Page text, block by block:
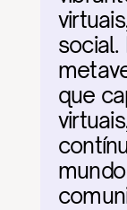
social.
que